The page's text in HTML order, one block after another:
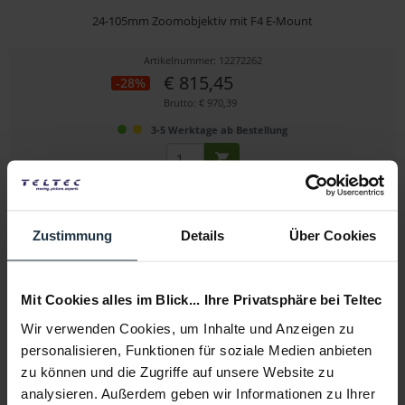
Zustimmung Details Über Cookies
Mit Cookies alles im Blick... Ihre Privatsphäre bei Teltec
Wir verwenden Cookies, um Inhalte und Anzeigen zu
personalisieren, Funktionen für soziale Medien anbieten
zu können und die Zugriffe auf unsere Website zu
analysieren. Außerdem geben wir Informationen zu Ihrer
24-105mm Zoomobjektiv mit F4 E-Mount
Artikelnummer: 12272262
-28% € 815,45
Brutto: € 970,39
3-5 Werktage ab Bestellung
Sony SEL2470GM.SYX FE 24-70 mm F2,8 GM
24-70mm G-Master Zoomobjektiv mit F 2,8 E-Mount